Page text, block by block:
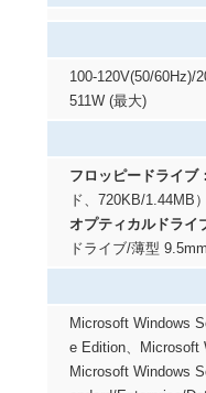
100-120V(50/60Hz)/
511W (最大)
フロッピードライブ：
ド、720KB/1.44MB）
オプティカルドライ
ドライブ/薄型
Microsoft Windows
e Edition、Microsoft
Microsoft Windows